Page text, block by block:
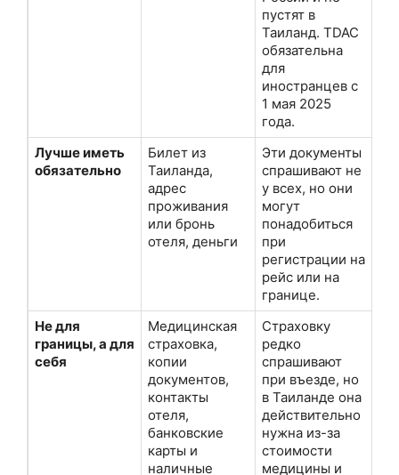
пустят в
Таиланд. TDAC
обязательна
для
иностранцев с
1 мая 2025
года.
Лучше иметь
обязательно
Билет из
Таиланда,
адрес
проживания
или бронь
отеля, деньги
Эти документы
спрашивают не
у всех, но они
могут
понадобиться
при
регистрации на
рейс или на
границе.
Не для
границы, а для
себя
Медицинская
страховка,
копии
документов,
контакты
отеля,
банковские
карты и
наличные
Страховку
редко
спрашивают
при въезде, но
в Таиланде она
действительно
нужна из-за
стоимости
медицины и